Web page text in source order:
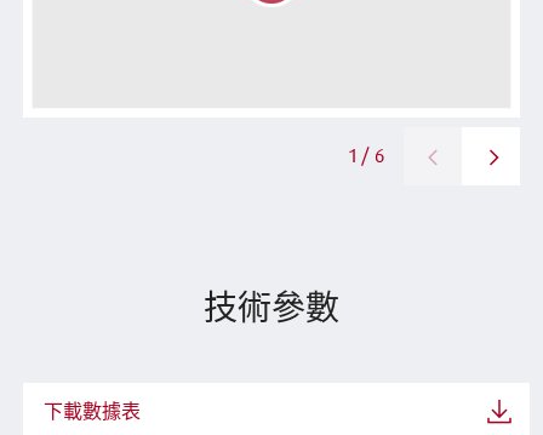
1 / 6
技術參數
下載數據表